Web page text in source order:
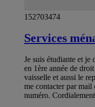
152703474
Services
Je suis étudiante et je
en 1ère année de
vaisselle et aussi le
me contacter par
numéro.